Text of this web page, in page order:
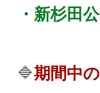
・新杉田
🔷期間中の